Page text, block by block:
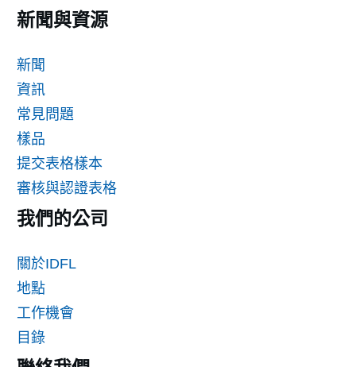
新聞與資源
新聞
資訊
常見問題
樣品
提交表格樣本
審核與認證表格
我們的公司
關於IDFL
地點
工作機會
目錄